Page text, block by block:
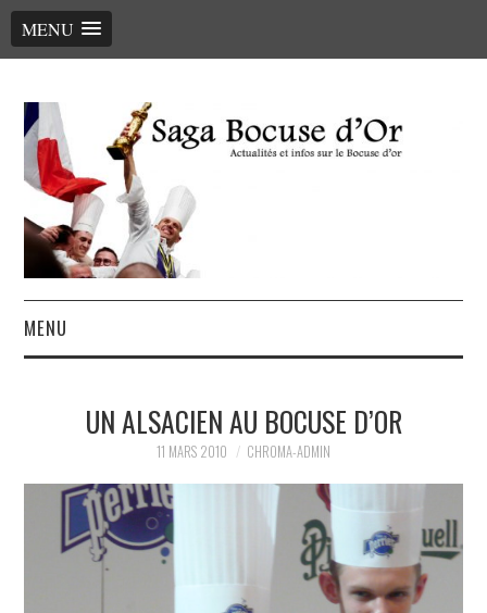
MENU
MENU
LE PALMARÈS, LES CHEFS
PHOTOS
SAGA BOCUSE D’OR ?
UN ALSACIEN AU BOCUSE D’OR
11 MARS 2010 CHROMA-ADMIN